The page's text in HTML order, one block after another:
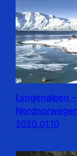
Lyngenalpen
2020.01.10